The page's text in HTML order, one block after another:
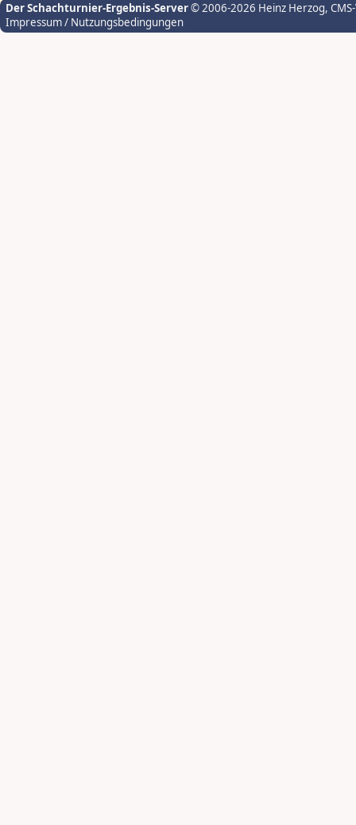
Der Schachturnier-Ergebnis-Server© 2006-2026 Heinz Herzog,
Impressum / Nutzungsbedingungen